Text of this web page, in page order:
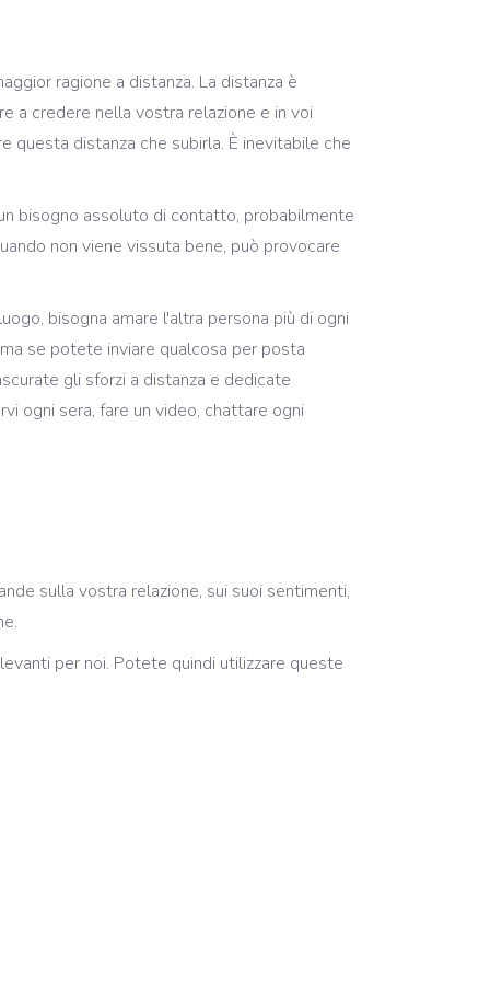
ragione a distanza. La distanza è
a credere nella vostra relazione e in voi
distanza che subirla. È inevitabile che
bisogno assoluto di contatto, probabilmente
non viene vissuta bene, può provocare
bisogna amare l'altra persona più di ogni
se potete inviare qualcosa per posta
gli sforzi a distanza e dedicate
ogni sera, fare un video, chattare ogni
sulla vostra relazione, sui suoi sentimenti,
per noi. Potete quindi utilizzare queste